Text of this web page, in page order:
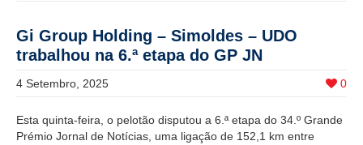
Gi Group Holding – Simoldes – UDO
trabalhou na 6.ª etapa do GP JN
0
4 Setembro, 2025
Esta quinta-feira, o pelotão disputou a 6.ª etapa do 34.º Grande
Prémio Jornal de Notícias, uma ligação de 152,1 km entre